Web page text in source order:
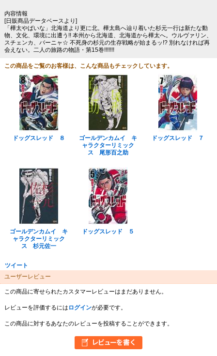
内容情報
[日販商品データベースより]
「樺太やばいな」北海道より更に北。樺太島へ辿り着いた杉元一行は新たな動
物、文化、環境に出遭う!! 本州から北海道、北海道から樺太へ。ウルヴァリン、
スチェンカ、バーニャ☆ 不死身の杉元の生存戦略が始まるッ!? 別れなければ再
会えない。二人の旅路の物語・第15巻!!!!!!!
この商品をご覧のお客様は、こんな商品もチェックしています。
ドッグスレッド ８
ゴールデンカムイ キ
ャラクターリミック
ス 尾形百之助
ドッグスレッド ７
ゴールデンカムイ キ
ャラクターリミック
ス 杉元佐一
ドッグスレッド ５
ツイート
ユーザーレビュー
この商品に寄せられたカスタマーレビューはまだありません。
レビューを評価するには ログインが必要です。
この商品に対するあなたのレビューを投稿することができます。